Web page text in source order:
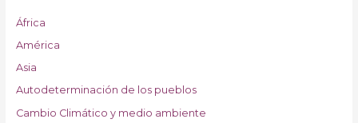
África
América
Asia
Autodeterminación de los pueblos
Cambio Climático y medio ambiente